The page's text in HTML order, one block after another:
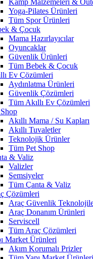
Kamp Malzemeleri &
Yoga-Pilates Ürünleri
Tüm Spor Ürünleri
& Çocuk
Mama Hazırlayıcılar
Oyuncaklar
Güvenlik Ürünleri
Tüm Bebek & Çocuk
Ev Çözümleri
Aydınlatma Ürünleri
Güvenlik Çözümleri
Tüm Akıllı Ev Çözümleri
Akıllı Mama / Su Kapları
Akıllı Tuvaletler
Teknolojik Ürünler
Tüm Pet Shop
& Valiz
Valizler
Şemsiyeler
Tüm Çanta & Valiz
Çözümleri
Araç Güvenlik
Araç Donanım Ürünleri
Serviscell
Tüm Araç Çözümleri
Market Ürünleri
Akım Korumalı Prizler